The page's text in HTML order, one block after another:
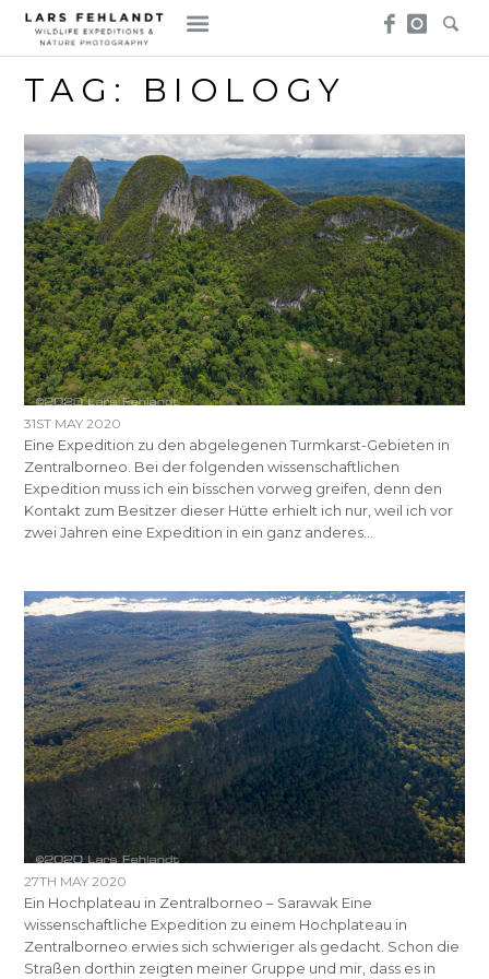
Skip
content
Skip
to
content
TAG: BIOLOGY
31ST MAY 2020
Eine Expedition zu den abgelegenen Turmkarst-Gebieten in
Zentralborneo. Bei der folgenden wissenschaftlichen
Expedition muss ich ein bisschen vorweg greifen, denn den
Kontakt zum Besitzer dieser Hütte erhielt ich nur, weil ich vor
zwei Jahren eine Expedition in ein ganz anderes…
27TH MAY 2020
Ein Hochplateau in Zentralborneo – Sarawak Eine
wissenschaftliche Expedition zu einem Hochplateau in
Zentralborneo erwies sich schwieriger als gedacht. Schon die
Straßen dorthin zeigten meiner Gruppe und mir, dass es in